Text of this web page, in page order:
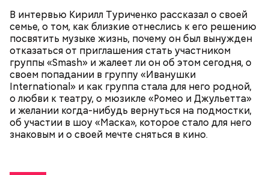
В интервью Кирилл Туриченко рассказал о своей
семье, о том, как близкие отнеслись к его решению
посвятить музыке жизнь, почему он был вынужден
отказаться от приглашения стать участником
группы «Smash» и жалеет ли он об этом сегодня, о
своем попадании в группу «Иванушки
International» и как группа стала для него родной,
о любви к театру, о мюзикле «Ромео и Джульетта»
и желании когда-нибудь вернуться на подмостки,
об участии в шоу «Маска», которое стало для него
знаковым и о своей мечте сняться в кино.